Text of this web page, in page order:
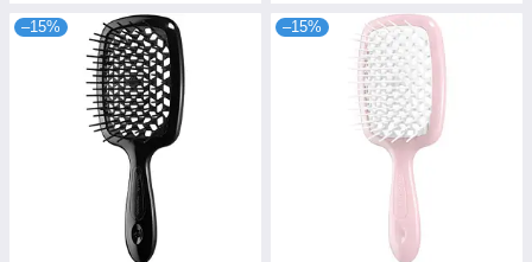
–15% –15%